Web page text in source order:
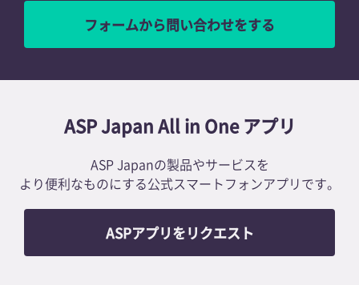
フォームから問い合わせをする
ASP Japan All in One アプリ
ASP Japanの製品やサービスを
より便利なものにする公式スマートフォンアプリです。
ASPアプリをリクエスト